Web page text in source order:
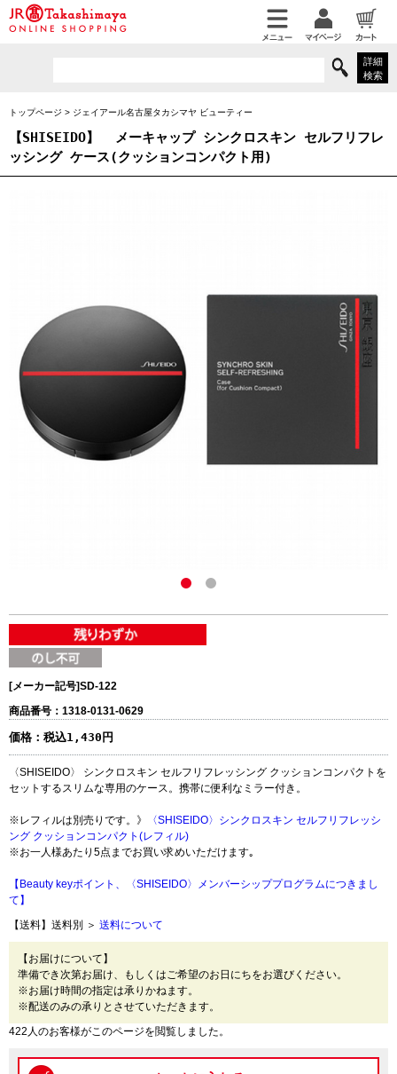
詳細
検索
トップページ > ジェイアール名古屋タカシマヤ ビューティー
【SHISEIDO】 メーキャップ シンクロスキン セルフリフレ
ッシング ケース(クッションコンパクト用)
[メーカー記号]SD-122
商品番号：1318-0131-0629
価格： 税込1,430円
〈SHISEIDO〉 シンクロスキン セルフリフレッシング クッションコンパクトを
セットするスリムな専用のケース。携帯に便利なミラー付き。
※レフィルは別売りです。》
〈SHISEIDO〉シンクロスキン セルフリフレッシ
ング クッションコンパクト(レフィル)
※お一人様あたり5点までお買い求めいただけます｡
【Beauty keyポイント、〈SHISEIDO〉メンバーシッププログラムにつきまし
て】
【送料】送料別 ＞ 送料について
【お届けについて】
準備でき次第お届け、もしくはご希望のお日にちをお選びください。
※お届け時間の指定は承りかねます。
※配送のみの承りとさせていただきます。
422人のお客様がこのページを閲覧しました。